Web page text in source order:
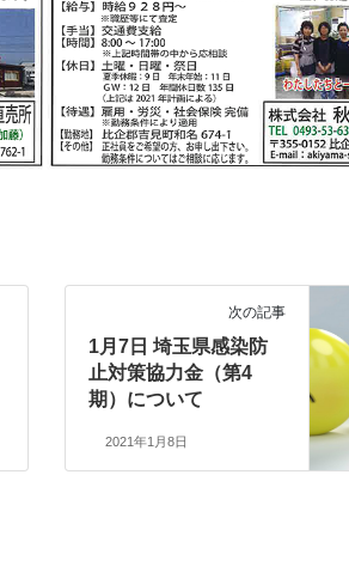
次の記事
1月7日 埼玉県感染防
止対策協力金（第4
期）について
2021年1月8日